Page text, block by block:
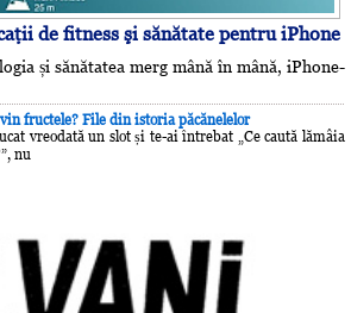
de fitness şi sănătate pentru iPhone
și sănătatea merg mână în mână, iPhone-
fructele? File din istoria păcănelelor
vreodată un slot și te-ai întrebat „Ce caută lămâia
nu